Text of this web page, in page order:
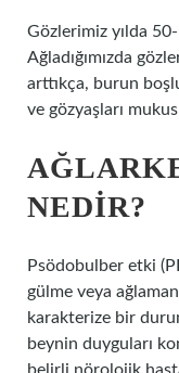
Gözlerimiz yılda
Ağladığımızda
arttıkça, burun
ve gözyaşları
NEDIR?
Psödobulber etki
gülme veya
karakterize bir
beynin duyguları